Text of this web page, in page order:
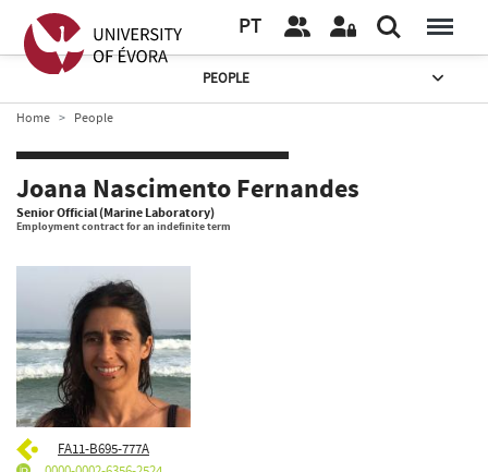
PT
PEOPLE
Home People
Joana Nascimento Fernandes
Senior Official (Marine Laboratory)
Employment contract for an indefinite term
FA11-B695-777A